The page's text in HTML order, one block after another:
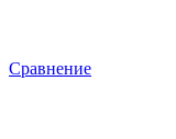
Сравнение